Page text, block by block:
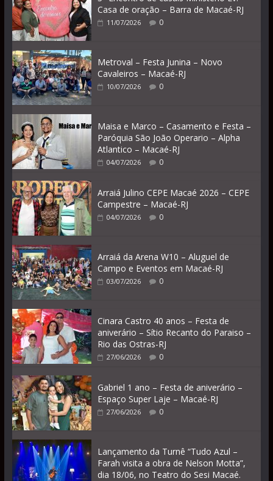
Casa de oração – Barra de Macaé-RJ
11/07/2026 0
Metroval – Festa Junina – Novo
Cavaleiros – Macaé-RJ
10/07/2026 0
Maisa e Marco – Casamento e Festa –
Paróquia São João Operario – Alpha
Atlantico – Macaé-RJ
04/07/2026 0
Arraiá Julino CEPE Macaé 2026 – CEPE
Campestre – Macaé-RJ
04/07/2026 0
Arraiá da Arena W10 – Aluguel de
Campo e Eventos em Macaé-RJ
03/07/2026 0
Cinara Castro 40 anos – Festa de
aniverário – Sítio Recanto do Paraiso –
Rio das Ostras-RJ
27/06/2026 0
Gabriel 1 ano – Festa de aniverário –
Espaço Super Laje – Macaé-RJ
27/06/2026 0
Lançamento da Turnê “Tudo Azul –
Farah visita a obra de Nelson Motta”,
dia 18/06, no Teatro do Sesi Macaé.